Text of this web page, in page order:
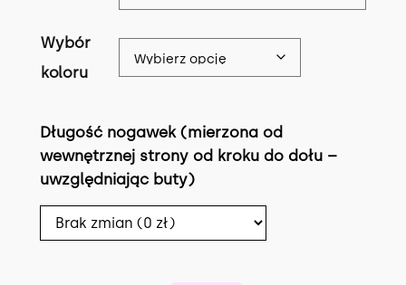
Wybór
koloru
Długość nogawek (mierzona od
wewnętrznej strony od kroku do dołu –
uwzględniając buty)